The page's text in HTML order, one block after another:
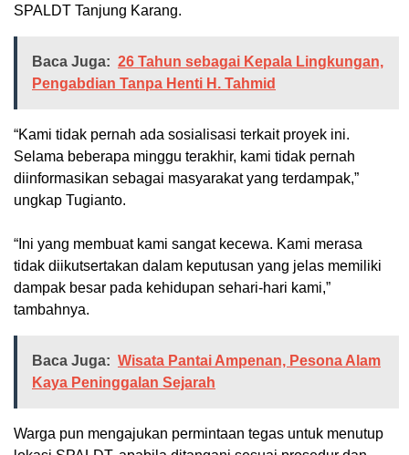
SPALDT Tanjung Karang.
Baca Juga: 26 Tahun sebagai Kepala Lingkungan,
Pengabdian Tanpa Henti H. Tahmid
“Kami tidak pernah ada sosialisasi terkait proyek ini.
Selama beberapa minggu terakhir, kami tidak pernah
diinformasikan sebagai masyarakat yang terdampak,”
ungkap Tugianto.
“Ini yang membuat kami sangat kecewa. Kami merasa
tidak diikutsertakan dalam keputusan yang jelas memiliki
dampak besar pada kehidupan sehari-hari kami,”
tambahnya.
Baca Juga: Wisata Pantai Ampenan, Pesona Alam
Kaya Peninggalan Sejarah
Warga pun mengajukan permintaan tegas untuk menutup